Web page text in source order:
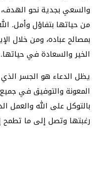
والسعي بجدية نحو الهدف،
من حياتها بتفاؤل وأمل.
بمصالح عباده، ومن خلال
الخير والسعادة في حياتها.
يظل الدعاء هو الجسر الذي
المعونة والتوفيق في جميع
بالتوكل على الله والعمل
رغبتها وتصل إلى ما تطمح